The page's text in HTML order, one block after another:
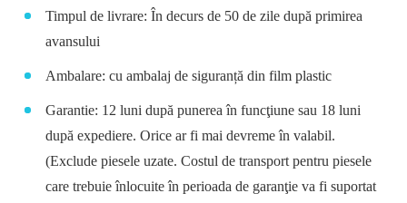
Timpul de livrare: În decurs de 50 de zile după primirea
avansului
Ambalare: cu ambalaj de siguranță din film plastic
Garantie: 12 luni după punerea în funcţiune sau 18 luni
după expediere. Orice ar fi mai devreme în valabil.
(Exclude piesele uzate. Costul de transport pentru piesele
care trebuie înlocuite în perioada de garanţie va fi suportat